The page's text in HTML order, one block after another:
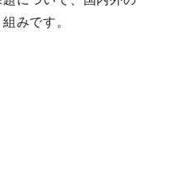
みです。